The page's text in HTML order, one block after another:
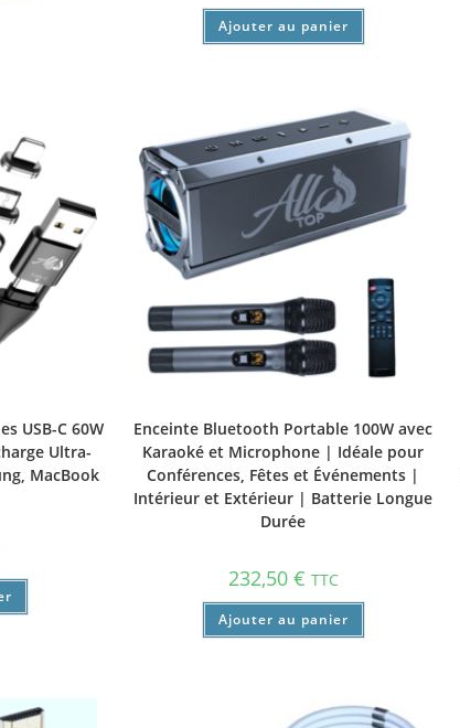
Ajouter au panier
USB-C 60W
Ultra-
MacBook
Enceinte Bluetooth Portable 100W avec
Karaoké et Microphone | Idéale pour
Conférences, Fêtes et Événements |
Intérieur et Extérieur | Batterie Longue
Durée
232,50 € TTC
Ajouter au panier